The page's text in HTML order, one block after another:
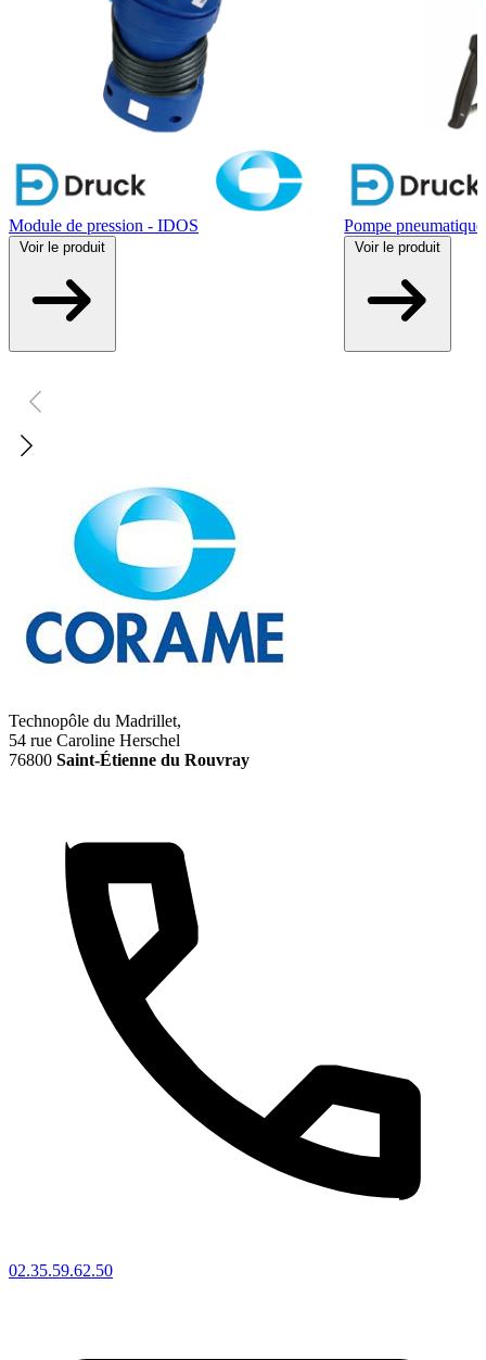
Module de pression - IDOS
Voir le produit
Pompe
Voir le produit
Technopôle du Madrillet,
54 rue Caroline Herschel
76800 Saint-Étienne du Rouvray
02.35.59.62.50